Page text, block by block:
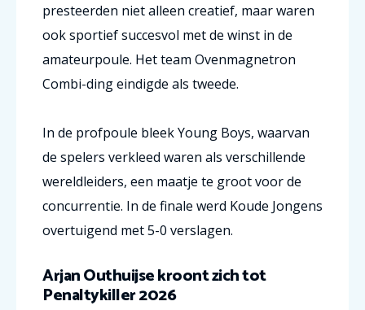
presteerden niet alleen creatief, maar waren
ook sportief succesvol met de winst in de
amateurpoule. Het team Ovenmagnetron
Combi-ding eindigde als tweede.
In de profpoule bleek Young Boys, waarvan
de spelers verkleed waren als verschillende
wereldleiders, een maatje te groot voor de
concurrentie. In de finale werd Koude Jongens
overtuigend met 5-0 verslagen.
Arjan Outhuijse kroont zich tot
Penaltykiller 2026